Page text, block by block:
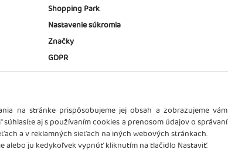
Shopping Park
Nastavenie súkromia
Značky
GDPR
na stránke prispôsobujeme jej obsah a zobrazujeme vám
aj s používaním cookies a prenosom údajov o správaní
a v reklamných sieťach na iných webových stránkach.
alebo ju kedykoľvek vypnúť kliknutím na tlačidlo Nastaviť.